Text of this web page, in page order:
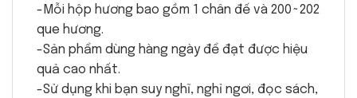
-Mỗi hộp hương bao gồm 1 chân đế và 200~202
que hương.
-Sản phẩm dùng hàng ngày để đạt được hiệu
quả cao nhất.
-Sử dụng khi bạn suy nghĩ, nghỉ ngơi, đọc sách,